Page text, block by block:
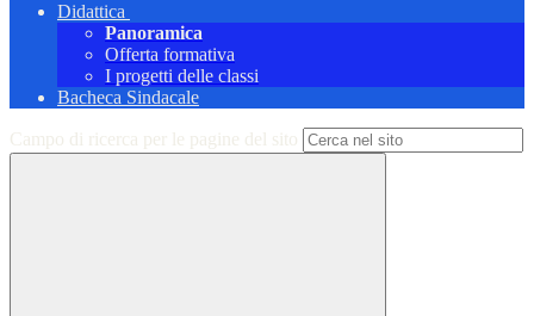
Didattica
Panoramica
Offerta formativa
I progetti delle classi
Bacheca Sindacale
Campo di ricerca per le pagine del sito